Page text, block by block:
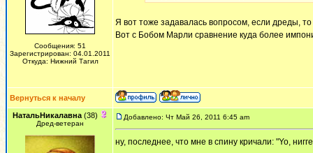
Сообщения: 51
Зарегистрирован: 04.01.2011
Откуда: Нижний Тагил
Я вот тоже задавалась вопросом, если дреды,
Вот с Бобом Марли сравнение куда более
Вернуться к началу
НатальНикалавна (38)
Дред-ветеран
Добавлено: Чт Май 26, 2011 6:45 am
ну, последнее, что мне в спину кричали: "Yo,